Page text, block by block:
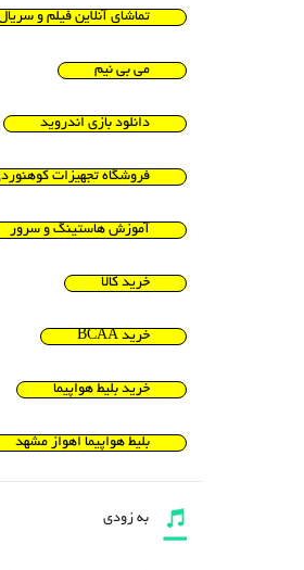
تماشای آنلاین فیلم و
می بی نیم
دانلود بازی اندروید
فروشگاه تجهیزات
آموزش هاستینگ و سرور
خرید کالا
خرید BCAA
خرید بلیط هواپیما
بلیط هواپیما اهواز مشهد
به زودی